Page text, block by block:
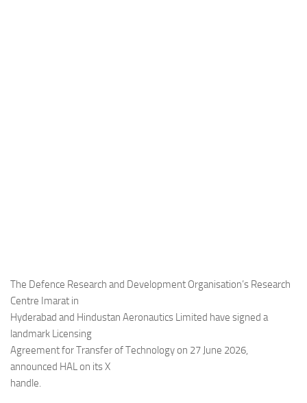
Industria
Eventi
The Defence Research and Development Organisation’s Research
Centre Imarat in
Hyderabad and Hindustan Aeronautics Limited have signed a
landmark Licensing
Agreement for Transfer of Technology on 27 June 2026,
announced HAL on its X
handle.